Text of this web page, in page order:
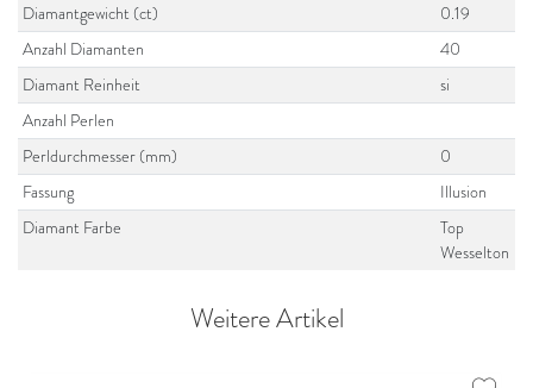
Diamantgewicht (ct)
0.19
Anzahl Diamanten
40
Diamant Reinheit
si
Anzahl Perlen
Perldurchmesser (mm)
0
Fassung
Illusion
Diamant Farbe
Top
Wesselton
Weitere Artikel